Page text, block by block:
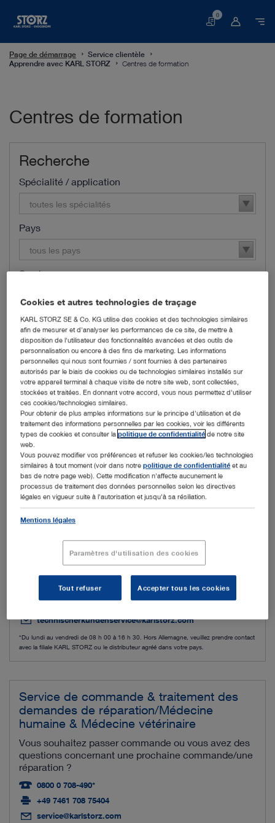
Panier
0
Page de démarrage
Service clientèle
Apprendre avec KARL STORZ
Centres de formation
Centres de formation
Recherche
Spécialité / application
toutes les spécialités
Pays
tous les pays
Service
Rechercher
Aperçu des centres de formation
Les centres de formation sont équipés de postes de
travail et vous propose un programme de formation fixe.
Aucun résultat ne correspond à
la recherche.
Service technique clientèle
Vous avez besoin d'une assistance technique pour
+49 7461 708-980*
technischerkundenservice@karlstorz.com
*Du lundi au vendredi de 08 h 00 à 16 h 30. Hors Allemagne, veuillez prendre contact
avec la filiale KARL STORZ ou le distributeur agréé dans votre pays.
Service de commande & traitement des
demandes de réparation/Médecine
humaine & Médecine vétérinaire
Vous souhaitez passer commande ou vous avez des
questions concernant une prochaine commande/une
réparation ?
0800 0 708-490*
+49 7461 708 75404
service@karlstorz.com
Cookies et autres technologies de traçage
KARL STORZ SE & Co. KG utilise des cookies et des technologies similaires
afin de mesurer et d'analyser les performances de ce site, de mettre à
disposition de l'utilisateur des fonctionnalités avancées et des outils de
personnalisation ou encore à des fins de marketing. Les informations
personnelles qui nous sont fournies / sont fournies à des partenaires
autorisés par le biais de cookies ou de technologies similaires installés sur
votre appareil terminal à chaque visite de notre site web, sont collectées,
stockées et traitées. En donnant votre accord, vous nous permettez d'utiliser
ces cookies/technologies similaires.
Pour obtenir de plus amples informations sur le principe d'utilisation et de
traitement des informations personnelles par les cookies, voir les différents
types de cookies et consulter lapolitique de confidentialité de notre site
web.
Vous pouvez modifier vos préférences et refuser les cookies/les technologies
similaires à tout moment (voir dans notrepolitique de confidentialité et au
bas de notre page web). Cette modification n'affecte aucunement le
processus de traitement des données personnelles selon les directives
légales en vigueur suite à l'autorisation et jusqu'à sa résiliation.
Mentions légales
Paramètres d'utilisation des cookies
Tout refuser Accepter tous les cookies